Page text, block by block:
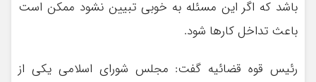
باشد که اگر این مسئله به خوبی تبیین نشود ممکن است
باعث تداخل کارها شود.
رئیس قوه قضائیه گفت: مجلس شورای اسلامی یکی از